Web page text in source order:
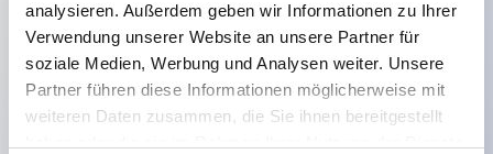
analysieren. Außerdem geben wir Informationen zu Ihrer
Verwendung unserer Website an unsere Partner für
soziale Medien, Werbung und Analysen weiter. Unsere
Partner führen diese Informationen möglicherweise mit
weiteren Daten zusammen, die Sie ihnen bereitgestellt
Hauptmerkmale
Schutzart IP40 und IP65 komplett (IEC 60529)